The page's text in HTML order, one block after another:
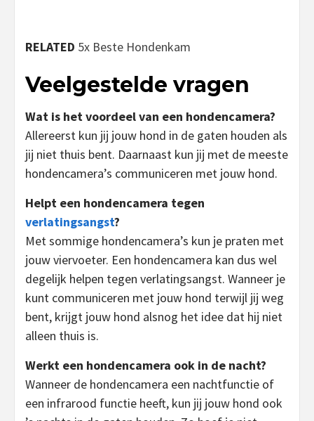
RELATED 5x Beste Hondenkam
Veelgestelde vragen
Wat is het voordeel van een hondencamera?
Allereerst kun jij jouw hond in de gaten houden als
jij niet thuis bent. Daarnaast kun jij met de meeste
hondencamera’s communiceren met jouw hond.
Helpt een hondencamera tegen
verlatingsangst?
Met sommige hondencamera’s kun je praten met
jouw viervoeter. Een hondencamera kan dus wel
degelijk helpen tegen verlatingsangst. Wanneer je
kunt communiceren met jouw hond terwijl jij weg
bent, krijgt jouw hond alsnog het idee dat hij niet
alleen thuis is.
Werkt een hondencamera ook in de nacht?
Wanneer de hondencamera een nachtfunctie of
een infrarood functie heeft, kun jij jouw hond ook